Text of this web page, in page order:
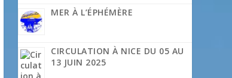
MER À L’ÉPHÉMÈRE
CIRCULATION À NICE DU 05 AU
13 JUIN 2025